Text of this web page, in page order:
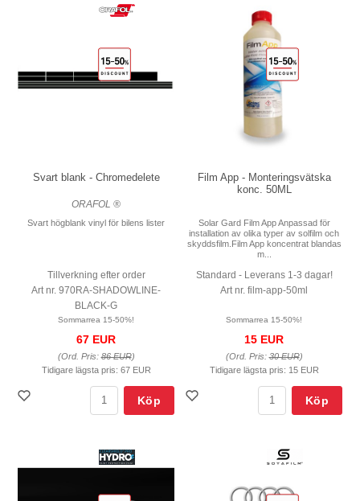
Svart blank - Chromedelete
ORAFOL ®
Svart högblank vinyl för bilens lister
Tillverkning efter order
Art nr. 970RA-SHADOWLINE-
BLACK-G
Sommarrea 15-50%!
67 EUR
(Ord. Pris:86 EUR)
Tidigare lägsta pris: 67 EUR
Köp
Film App - Monteringsvätska
konc. 50ML
Solar Gard Film App Anpassad för
installation av olika typer av solfilm och
skyddsfilm.Film App koncentrat blandas
m...
Standard - Leverans 1-3 dagar!
Art nr. film-app-50ml
Sommarrea 15-50%!
15 EUR
(Ord. Pris:30 EUR)
Tidigare lägsta pris: 15 EUR
Köp